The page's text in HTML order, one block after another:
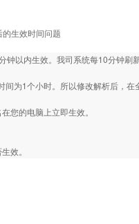
生效时间问题
以内生效。我司系统每10分钟刷
为1个小时。所以修改解析后，在
您的电脑上立即生效。
效。